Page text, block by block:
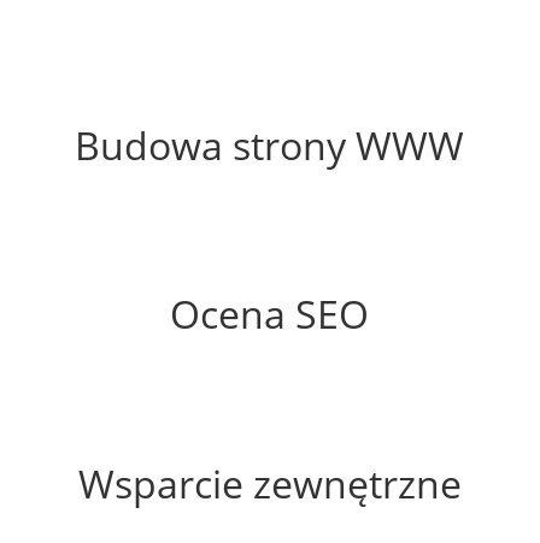
Budowa strony WWW
Ocena SEO
Wsparcie zewnętrzne